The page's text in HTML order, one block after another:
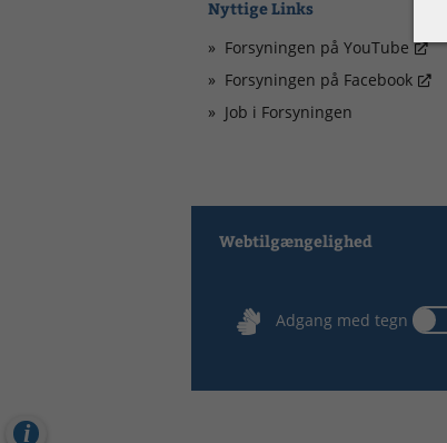
Nyttige Links
Forsyningen på YouTube
Forsyningen på Facebook
Job i Forsyningen
Webtilgængelighed
Adgang med tegn